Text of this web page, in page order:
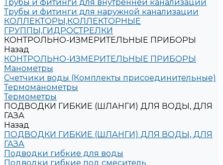
Трубы и фитинги для внутренней канализации
Трубы и фитинги для наружной канализации
КОЛЛЕКТОРЫ,КОЛЛЕКТОРНЫЕ
ГРУППЫ,ГИДРОСТРЕЛКИ
КОНТРОЛЬНО-ИЗМЕРИТЕЛЬНЫЕ ПРИБОРЫ
Назад
КОНТРОЛЬНО-ИЗМЕРИТЕЛЬНЫЕ ПРИБОРЫ
Манометры
Счетчики воды (Комплекты присоединительные)
Термоманометры
Термометры
ПОДВОДКИ ГИБКИЕ (ШЛАНГИ) ДЛЯ ВОДЫ, ДЛЯ
ГАЗА
Назад
ПОДВОДКИ ГИБКИЕ (ШЛАНГИ) ДЛЯ ВОДЫ, ДЛЯ
ГАЗА
Подводки гибкие для воды
Подводки гибкие под смеситель